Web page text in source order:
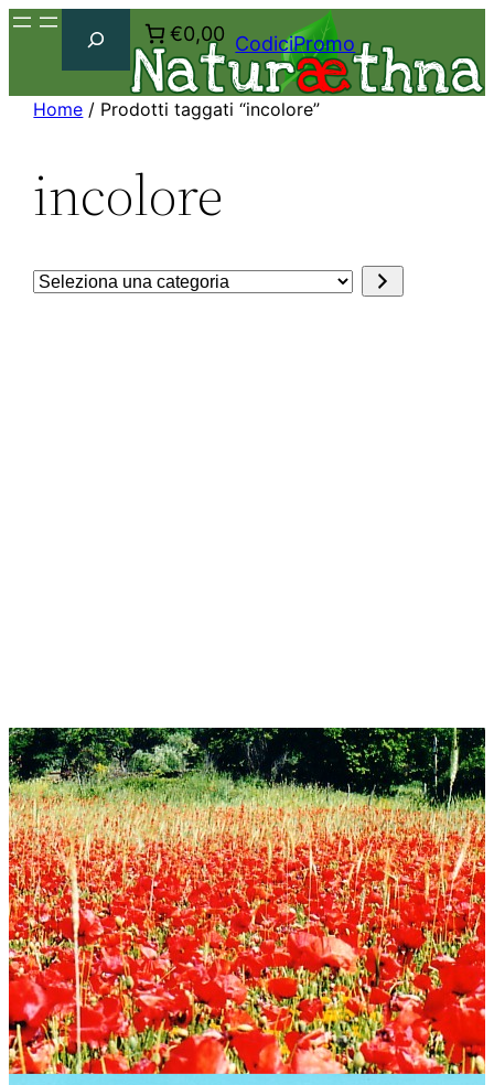
€0,00 CodiciPromo
Home / Prodotti taggati “incolore”
incolore
Seleziona